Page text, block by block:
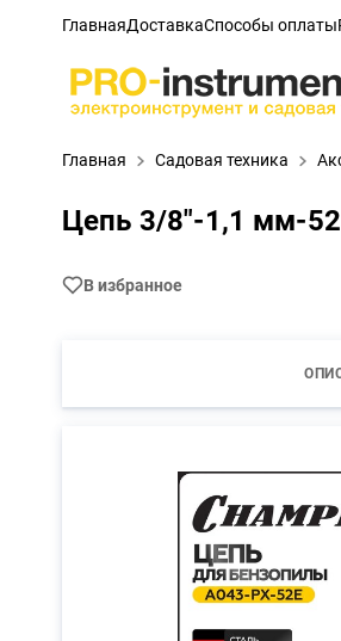
ГлавнаяДоставкаСпособы оплаты
Главная Садовая техника
Цепь 3/8"-1,1 мм-
В избранное